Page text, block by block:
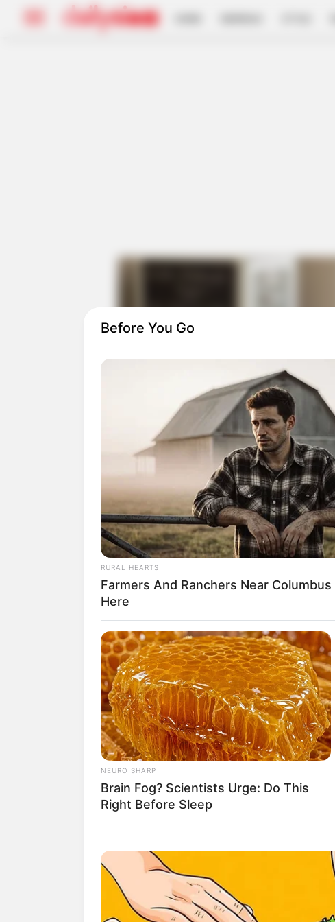
INSPIRASI
Gak
Merombak
Menarik
Penulis:mira |20 Juli 2022
SHARE TWEET
Before You Go
RURAL HEARTS
Farmers And Ranchers Near
Here
NEURO SHARP
Brain Fog? Scientists Urge: Do This
Right Before Sleep